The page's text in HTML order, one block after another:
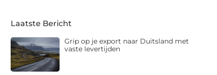
Laatste Bericht
Grip op je export naar Duitsland met
vaste levertijden